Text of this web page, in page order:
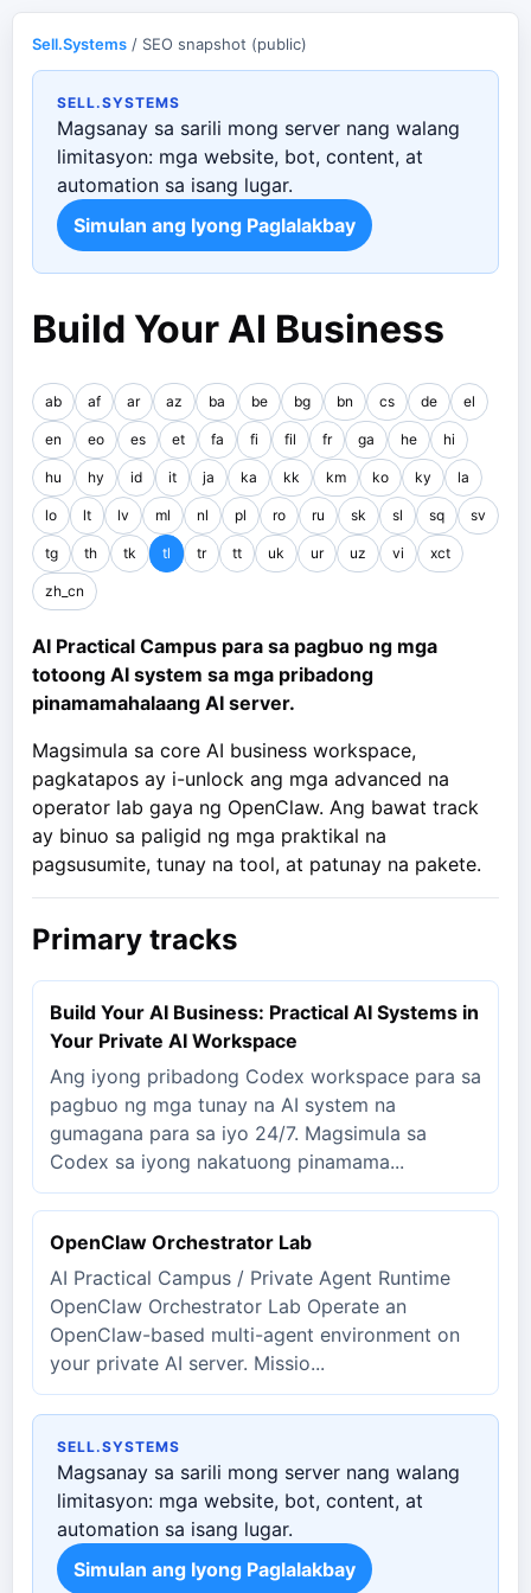
Sell.Systems / SEO snapshot (public)
SELL.SYSTEMS
Magsanay sa sarili mong server nang walang
limitasyon: mga website, bot, content, at
automation sa isang lugar.
Simulan ang Iyong Paglalakbay
Build Your AI Business
ab af ar az ba be bg bn cs de el
en eo es et fa fi fil fr ga he hi
hu hy id it ja ka kk km ko ky la
lo lt lv ml nl pl ro ru sk sl sq sv
tg th tk tl tr tt uk ur uz vi xct
zh_cn
AI Practical Campus para sa pagbuo ng mga
totoong AI system sa mga pribadong
pinamamahalaang AI server.
Magsimula sa core AI business workspace,
pagkatapos ay i-unlock ang mga advanced na
operator lab gaya ng OpenClaw. Ang bawat track
ay binuo sa paligid ng mga praktikal na
pagsusumite, tunay na tool, at patunay na pakete.
Primary tracks
Build Your AI Business: Practical AI Systems in
Your Private AI Workspace
Ang iyong pribadong Codex workspace para sa
pagbuo ng mga tunay na AI system na
gumagana para sa iyo 24/7. Magsimula sa
Codex sa iyong nakatuong pinamama...
OpenClaw Orchestrator Lab
AI Practical Campus / Private Agent Runtime
OpenClaw Orchestrator Lab Operate an
OpenClaw-based multi-agent environment on
your private AI server. Missio...
SELL.SYSTEMS
Magsanay sa sarili mong server nang walang
limitasyon: mga website, bot, content, at
automation sa isang lugar.
Simulan ang Iyong Paglalakbay